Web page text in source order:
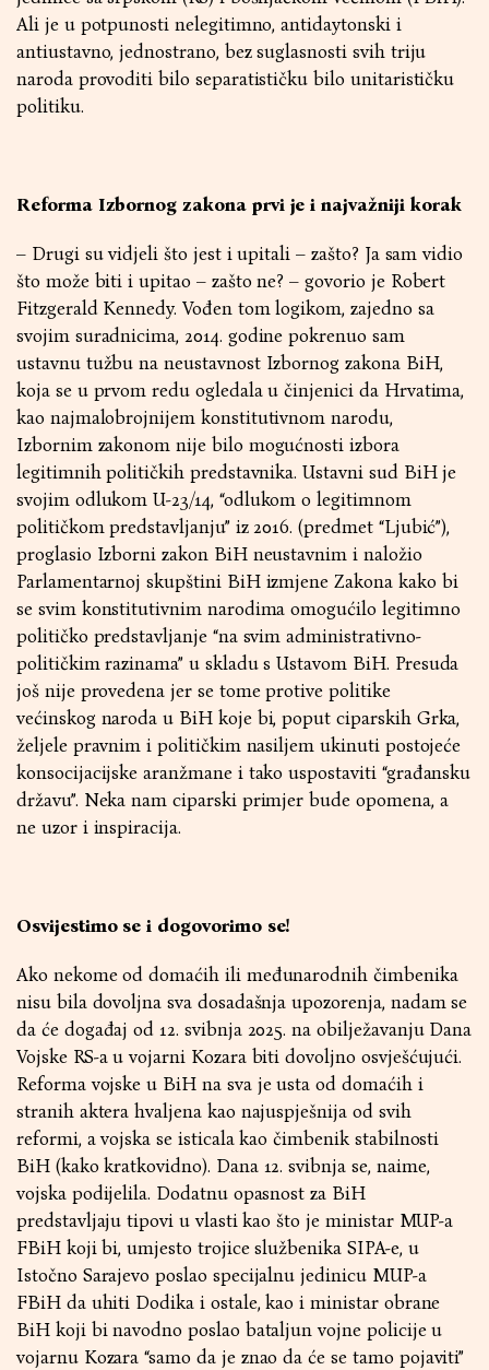
Ali je u potpunosti nelegitimno, antidaytonski i
antiustavno, jednostrano, bez suglasnosti svih triju
naroda provoditi bilo separatističku bilo unitarističku
politiku.
Reforma Izbornog zakona prvi je i najvažniji korak
– Drugi su vidjeli što jest i upitali – zašto? Ja sam vidio
što može biti i upitao – zašto ne? – govorio je Robert
Fitzgerald Kennedy. Vođen tom logikom, zajedno sa
svojim suradnicima, 2014. godine pokrenuo sam
ustavnu tužbu na neustavnost Izbornog zakona BiH,
koja se u prvom redu ogledala u činjenici da Hrvatima,
kao najmalobrojnijem konstitutivnom narodu,
Izbornim zakonom nije bilo mogućnosti izbora
legitimnih političkih predstavnika. Ustavni sud BiH je
svojim odlukom U-23/14, “odlukom o legitimnom
političkom predstavljanju” iz 2016. (predmet “Ljubić”),
proglasio Izborni zakon BiH neustavnim i naložio
Parlamentarnoj skupštini BiH izmjene Zakona kako bi
se svim konstitutivnim narodima omogućilo legitimno
političko predstavljanje “na svim administrativno-
političkim razinama” u skladu s Ustavom BiH. Presuda
još nije provedena jer se tome protive politike
većinskog naroda u BiH koje bi, poput ciparskih Grka,
željele pravnim i političkim nasiljem ukinuti postojeće
konsocijacijske aranžmane i tako uspostaviti “građansku
državu”. Neka nam ciparski primjer bude opomena, a
ne uzor i inspiracija.
Osvijestimo se i dogovorimo se!
Ako nekome od domaćih ili međunarodnih čimbenika
nisu bila dovoljna sva dosadašnja upozorenja, nadam se
da će događaj od 12. svibnja 2025. na obilježavanju Dana
Vojske RS-a u vojarni Kozara biti dovoljno osvješćujući.
Reforma vojske u BiH na sva je usta od domaćih i
stranih aktera hvaljena kao najuspješnija od svih
reformi, a vojska se isticala kao čimbenik stabilnosti
BiH (kako kratkovidno). Dana 12. svibnja se, naime,
vojska podijelila. Dodatnu opasnost za BiH
predstavljaju tipovi u vlasti kao što je ministar MUP-a
FBiH koji bi, umjesto trojice službenika SIPA-e, u
Istočno Sarajevo poslao specijalnu jedinicu MUP-a
FBiH da uhiti Dodika i ostale, kao i ministar obrane
BiH koji bi navodno poslao bataljun vojne policije u
vojarnu Kozara “samo da je znao da će se tamo pojaviti”